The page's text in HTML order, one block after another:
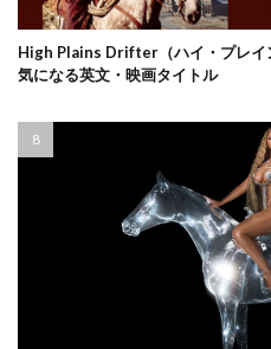
High Plains Drifter（ハイ・プレイ
気になる英文・映画タイトル